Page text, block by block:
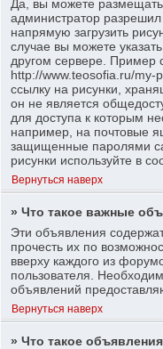
Да, вы можете
администратор
напрямую загрузить
случае вы можете
другом сервере. Пример
http://www.teosofia.ru/my-
ссылку на рисунки,
он не является
для доступа к которым
например, на почтовые
защищенные паролями
рисунки используйте в
Вернуться наверх
» Что такое важные
Эти объявления
прочесть их по
вверху каждого из
пользователя.
объявлений
Вернуться наверх
» Что такое